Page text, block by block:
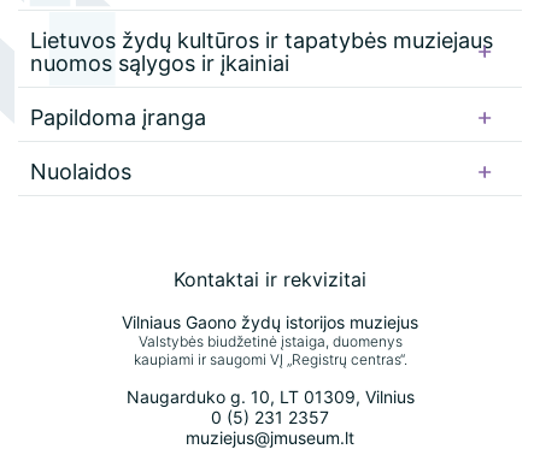
Patalpų nuoma
Kaip mus rasti
Eksponatų arba jų skaitmeninių atvaizdų
naudojimo taisyklės
Samuelio Bako muziejaus nuolatinė
Lietuvos žydų kultūros ir tapatybės
muziejaus nuolatinė ekspozicija
Holokausto ekspozicija
Patalpų nuoma
Kaip mus rasti
Lietuvos žydų kultūros ir tapatybės muziejaus
nuomos sąlygos ir įkainiai
Papildoma įranga
Nuolaidos
Kontaktai ir rekvizitai
Vilniaus Gaono žydų istorijos muziejus
Valstybės biudžetinė įstaiga, duomenys
kaupiami ir saugomi VĮ „Registrų centras“.
Naugarduko g. 10, LT 01309, Vilnius
0 (5) 231 2357
muziejus@jmuseum.lt